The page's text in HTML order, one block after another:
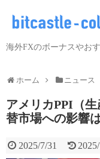
海外FXのボーナスやお
ホーム ニュース
アメリカPPI（
替市場への影響
2025/7/31